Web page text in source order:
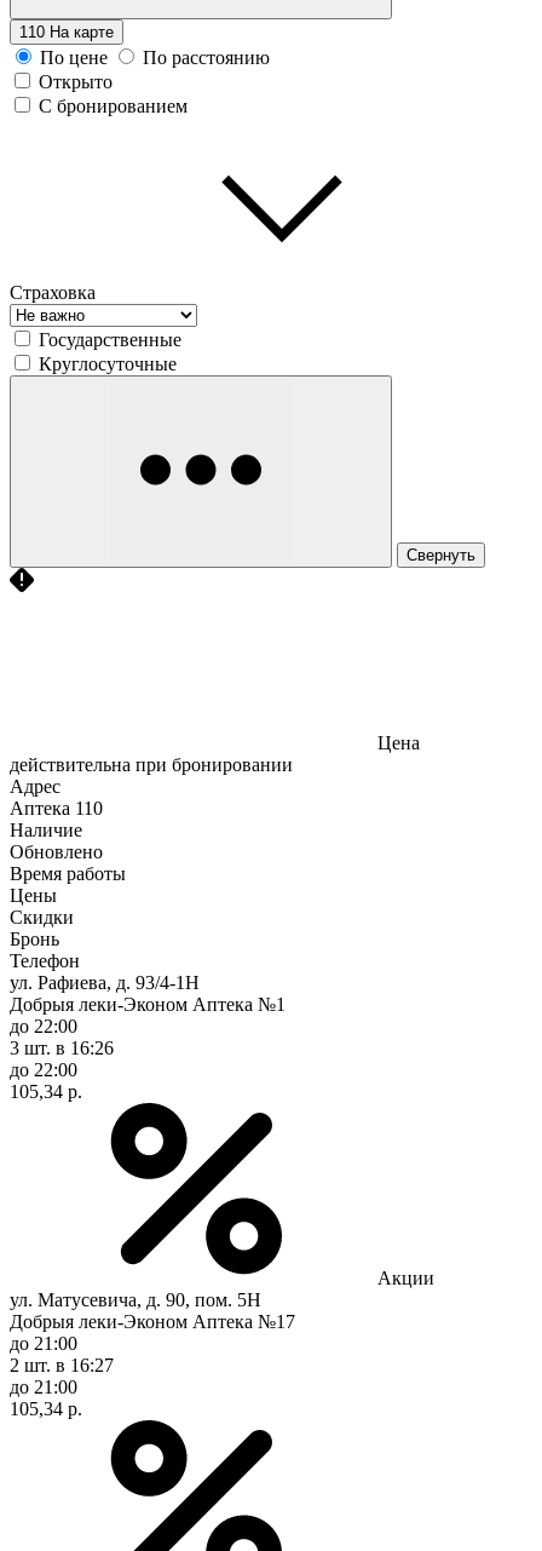
110 На карте
По цене
По расстоянию
Открыто
С бронированием
Страховка
Государственные
Круглосуточные
Свернуть
Цена
действительна при бронировании
Адрес
Аптека 110
Наличие
Обновлено
Время работы
Цены
Скидки
Бронь
Телефон
ул. Рафиева, д. 93/4-1Н
Добрыя леки-Эконом Аптека №1
до 22:00
3 шт. в 16:26
до 22:00
105,34 р.
Акции
ул. Матусевича, д. 90, пом. 5Н
Добрыя леки-Эконом Аптека №17
до 21:00
2 шт. в 16:27
до 21:00
105,34 р.